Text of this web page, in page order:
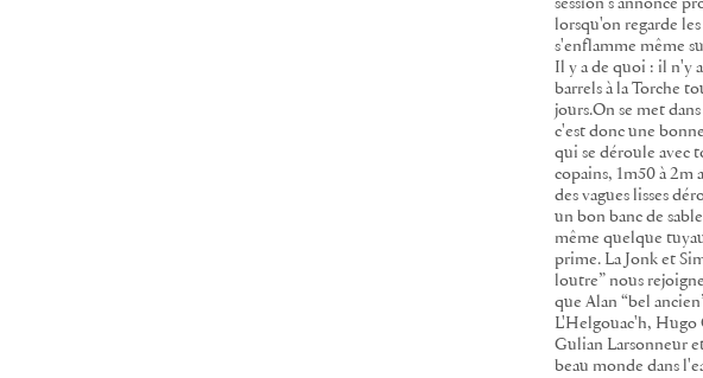
session s'annonce
lorsqu'on regarde les
s'enflamme même
Il y a de quoi : il n'y a
barrels à la Torche
jours.On se met
c'est donc une
qui se déroule avec
copains, 1m50 à 2m
des vagues lisses
un bon banc de
même quelque
prime. La Jonk et
loutre” nous
que Alan “bel
L'Helgouac'h, Hugo
Gulian Larsonneur
beau monde dans